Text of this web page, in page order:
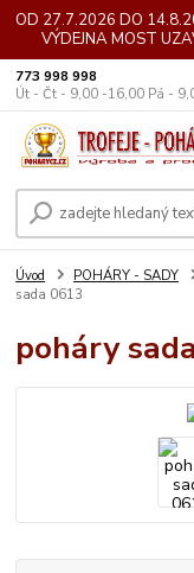
OD 27.7.2026 DO
VÝDEJNA MOST
773 998 998
Út - Čt - 9,00 -16,00 Pá -
Úvod POHÁRY - SADY
sada 0613
poháry